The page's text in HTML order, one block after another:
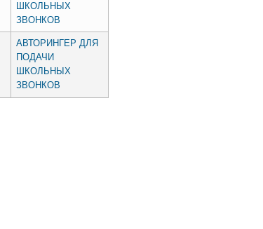
ШКОЛЬНЫХ
ЗВОНКОВ
АВТОРИНГЕР ДЛЯ
ПОДАЧИ
ШКОЛЬНЫХ
ЗВОНКОВ